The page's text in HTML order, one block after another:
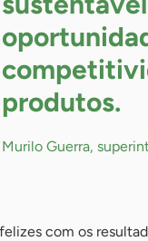
produtos.
Murilo Guerra,
com os